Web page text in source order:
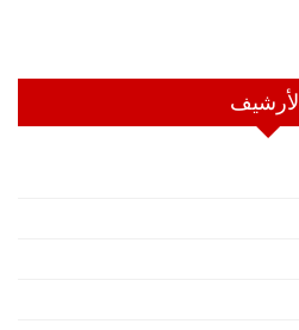
الأرشيف